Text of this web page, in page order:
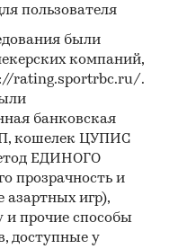
пользователя
были
компаний,
rating.sportrbc.ru/.
банковская
кошелек ЦУПИС
ЕДИНОГО
прозрачность и
азартных игр),
и прочие способы
доступные у